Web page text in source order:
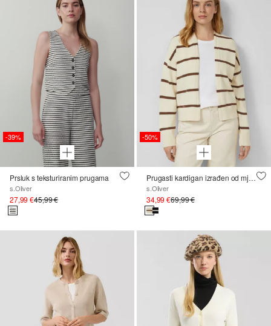
-39%
Prsluk s teksturiranim prugama
s.Oliver
27,99 €45,99 €
-50%
Prugasti kardigan izrađen od mješavine pamuka
s.Oliver
34,99 €69,99 €